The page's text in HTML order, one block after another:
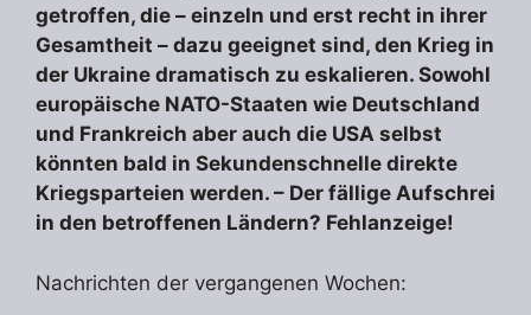
getroffen, die – einzeln und erst recht in ihrer
Gesamtheit – dazu geeignet sind, den Krieg in
der Ukraine dramatisch zu eskalieren. Sowohl
europäische NATO-Staaten wie Deutschland
und Frankreich aber auch die USA selbst
könnten bald in Sekundenschnelle direkte
Kriegsparteien werden. – Der fällige Aufschrei
in den betroffenen Ländern? Fehlanzeige!
Nachrichten der vergangenen Wochen: